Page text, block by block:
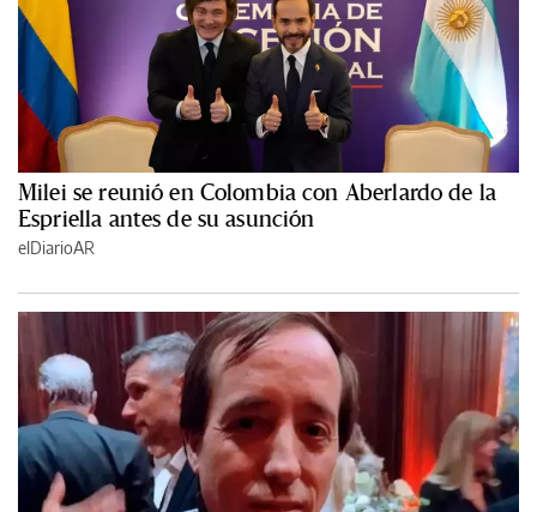
Milei se reunió en Colombia con Aberlardo de la
Espriella antes de su asunción
elDiarioAR